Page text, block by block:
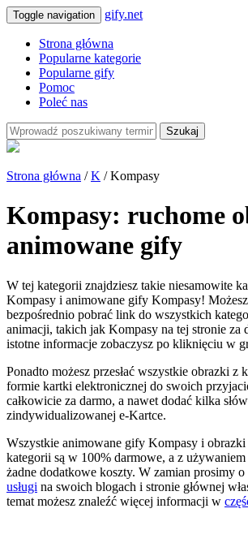
Toggle navigation gify.net
Strona główna
Popularne kategorie
Popularne gify
Pomoc
Poleć nas
Szukaj
Strona główna /K / Kompasy
Kompasy: ruchome
animowane gify
W tej kategorii znajdziesz takie niesamowite
Kompasy i animowane gify Kompasy!
bezpośrednio pobrać link do wszystkich
animacji, takich jak Kompasy na tej stronie za
istotne informacje zobaczysz po kliknięciu w
Ponadto możesz przesłać wszystkie obrazki z
formie kartki elektronicznej do swoich
całkowicie za darmo, a nawet dodać kilka
zindywidualizowanej e-Kartce.
Wszystkie animowane gify Kompasy i
kategorii są w 100% darmowe, a z
żadne dodatkowe koszty. W zamian prosimy o
usługi na swoich blogach i stronie głównej
temat możesz znaleźć więcej informacji w